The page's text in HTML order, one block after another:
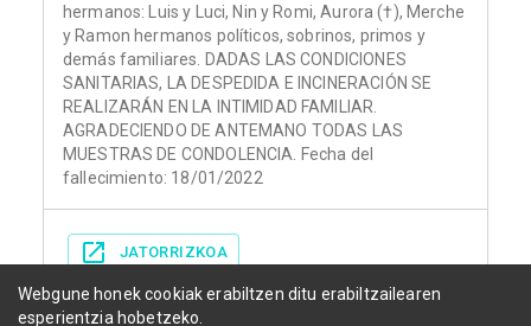
hermanos: Luis y Luci, Nin y Romi, Aurora (†), Merche
y Ramon hermanos políticos, sobrinos, primos y
demás familiares. DADAS LAS CONDICIONES
SANITARIAS, LA DESPEDIDA E INCINERACIÓN SE
REALIZARÁN EN LA INTIMIDAD FAMILIAR.
AGRADECIENDO DE ANTEMANO TODAS LAS
MUESTRAS DE CONDOLENCIA. Fecha del
fallecimiento: 18/01/2022
JATORRIZKOA
Webgune honek cookiak erabiltzen ditu erabiltzailearen
esperientzia hobetzeko.